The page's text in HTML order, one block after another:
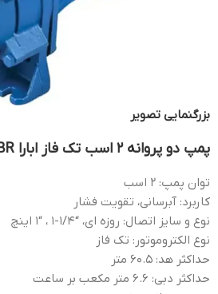
بزرگنمایی تصویر
پمپ دو پروانه 2 اسب تک فاز ابارا CDA 2.00 M(L) ABR
توان پمپ: 2 اسب
کاربرد: آبرسانی، تقویت فشار
نوع و سایز اتصال: روزه ای، “1/4-1 ، “1 اینچ
نوع الکتروموتور: تک فاز
حداکثر هد: 60.5 متر
حداکثر دبی: 6.6 متر مکعب بر ساعت